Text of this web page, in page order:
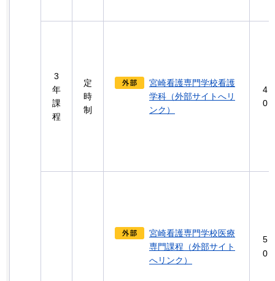
3
年
課
程
定
時
制
宮崎看護専門学校看護
学科（外部サイトへリ
ンク）
4
0
宮崎看護専門学校医療
専門課程（外部サイト
へリンク）
5
0